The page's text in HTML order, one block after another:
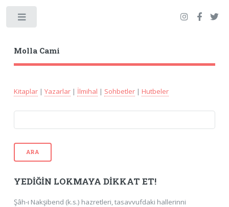
Molla Cami
Kitaplar| Yazarlar| İlmihal | Sohbetler| Hutbeler
ARA
YEDİĞİN LOKMAYA DİKKAT ET!
Şâh-ı Nakşibend (k.s.) hazretleri, tasavvufdaki hallerinni